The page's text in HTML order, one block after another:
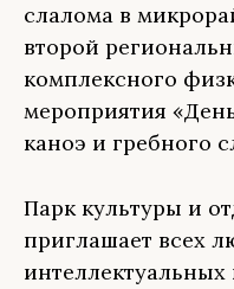
слалома в
второй
комплексного
мероприятия
каноэ и гребного
Парк культуры и
приглашает всех